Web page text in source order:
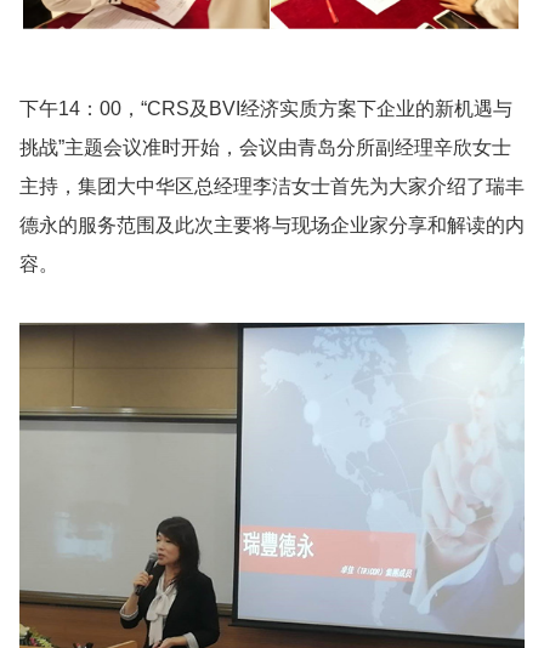
下午14：00，“CRS及BVI经济实质方案下企业的新机遇与
挑战”主题会议准时开始，会议由青岛分所副经理辛欣女士
主持，集团大中华区总经理李洁女士首先为大家介绍了瑞丰
德永的服务范围及此次主要将与现场企业家分享和解读的内
容。